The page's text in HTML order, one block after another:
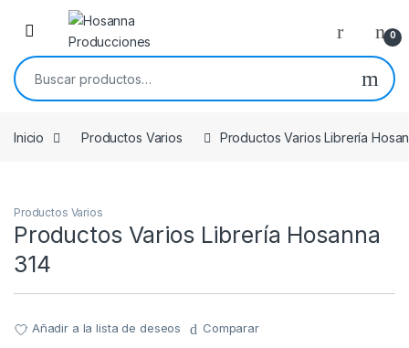
Skip to navigation
Skip to content
0
Buscar por:
Inicio Productos Varios Productos Varios Librería
Productos Varios
Productos Varios Librería Hosanna
314
Añadir a la lista de deseos Comparar